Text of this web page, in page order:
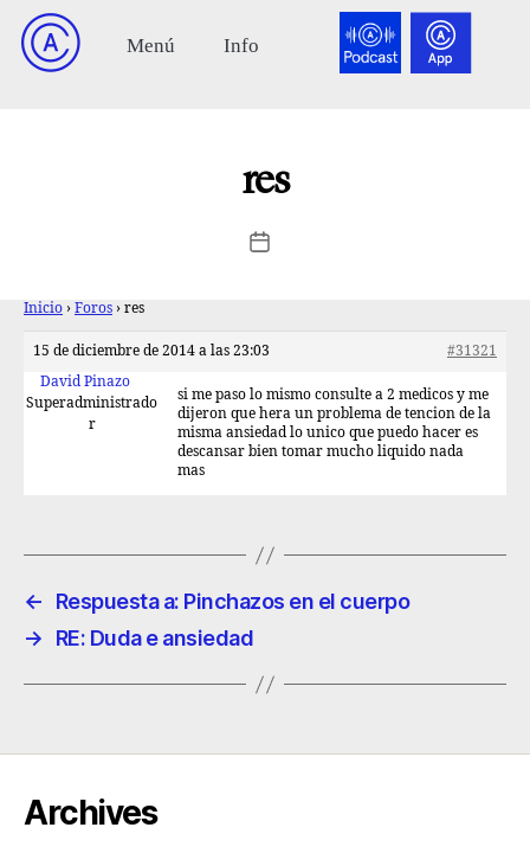
res
Inicio › Foros › res
15 de diciembre de 2014 a las 23:03
#31321
David Pinazo
Superadministrado
r
si me paso lo mismo consulte a 2 medicos y me
dijeron que hera un problema de tencion de la
misma ansiedad lo unico que puedo hacer es
descansar bien tomar mucho liquido nada
mas
←
Respuesta a: Pinchazos en el cuerpo
→
RE: Duda e ansiedad
Archives